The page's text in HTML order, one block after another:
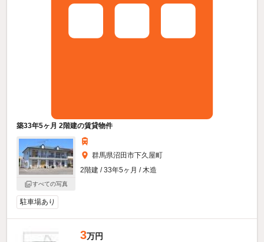
築33年5ヶ月 2階建の賃貸物件
すべての写真
群馬県沼田市下久屋町
2階建 / 33年5ヶ月 / 木造
駐車場あり
3万円